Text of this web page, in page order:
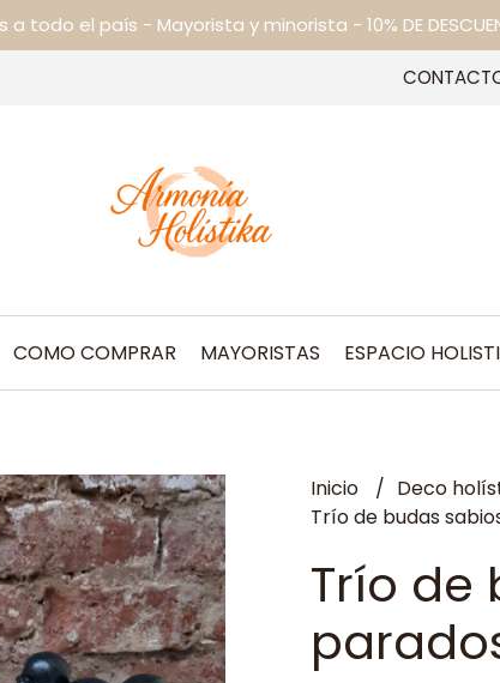
el país - Mayorista y minorista - 10% DE
COMO COMPRAR MAYORISTAS ESPACIO
Inicio Deco
Trío de budas
Trío de